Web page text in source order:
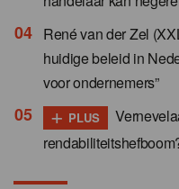
René van der Zel
huidige beleid in
voor ondernemers”
+ PLUS